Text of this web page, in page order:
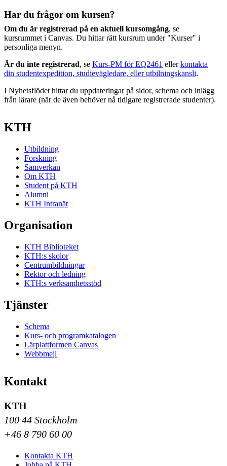
Har du frågor om kursen?
Om du är registrerad på en aktuell kursomgång, se
kursrummet i Canvas. Du hittar rätt kursrum under "Kurser" i
personliga menyn.
Är du inte registrerad, se Kurs-PM för EQ2461 ellerkontakta
din studentexpedition, studievägledare, eller utbilningskansli.
I Nyhetsflödet hittar du uppdateringar på sidor, schema och inlägg
från lärare (när de även behöver nå tidigare registrerade studenter).
KTH
Utbildning
Forskning
Samverkan
Om KTH
Student på KTH
Alumni
KTH Intranät
Organisation
KTH Biblioteket
KTH:s skolor
Centrumbildningar
Rektor och ledning
KTH:s verksamhetsstöd
Tjänster
Schema
Kurs- och programkatalogen
Lärplattformen Canvas
Webbmejl
Kontakt
KTH
100 44 Stockholm
+46 8 790 60 00
Kontakta KTH